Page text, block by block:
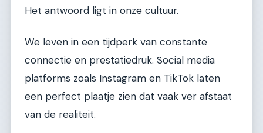
Het antwoord ligt in onze cultuur.
We leven in een tijdperk van constante
connectie en prestatiedruk. Social media
platforms zoals Instagram en TikTok laten
een perfect plaatje zien dat vaak ver afstaat
van de realiteit.